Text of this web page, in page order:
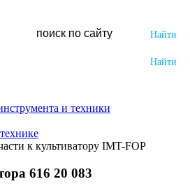
и техники
к культиватору IMT-FOP
616 20 083